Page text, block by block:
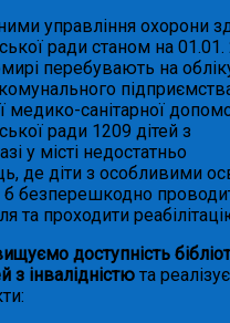
управління охорони
ради станом на 01.01.
перебувають на
медико-санітарної
ради 1209 дітей з
у місті недостатньо
де діти з особливими
безперешкодно
та проходити
доступність
з інвалідністю та